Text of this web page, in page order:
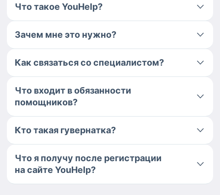
Что такое YouHelp?
Зачем мне это нужно?
Как связаться со специалистом?
Что входит в обязанности
помощников?
Кто такая гувернатка?
Что я получу после регистрации
на сайте YouHelp?